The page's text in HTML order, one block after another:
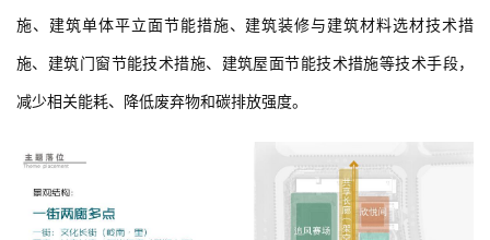
极
速
工
作
减少相关能耗、降低废弃物和碳排放强度。